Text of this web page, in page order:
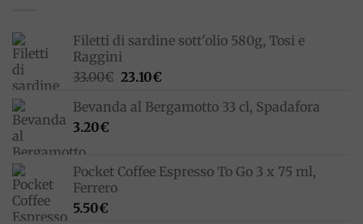
Filetti di sardine sott'olio 580g, Tosi e
Raggini
33.00€ Il
originale
23.10€Il
attuale
Bevanda al Bergamotto 33 cl, Spadafora
3.20€
Pocket Coffee Espresso To Go 3 x 75 ml,
Ferrero
5.50€